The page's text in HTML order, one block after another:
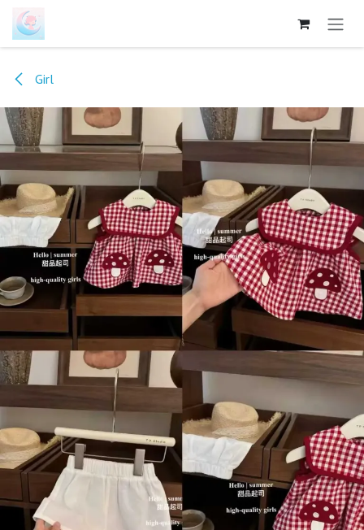
跳至内容
Girl